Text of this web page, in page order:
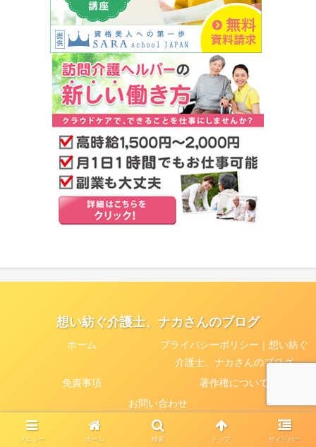
想い紡ぐ介護士、ナカさんのブログ
ホーム
プライバシーポリシー｜想い紡ぐ
介護士、ナカさんのブログ
免責事項
著作権について
お問い合わせ
© 2020 想い紡ぐ介護士、ナカさんのブログ.
メニュー ホーム 検索 トップ サイドバー